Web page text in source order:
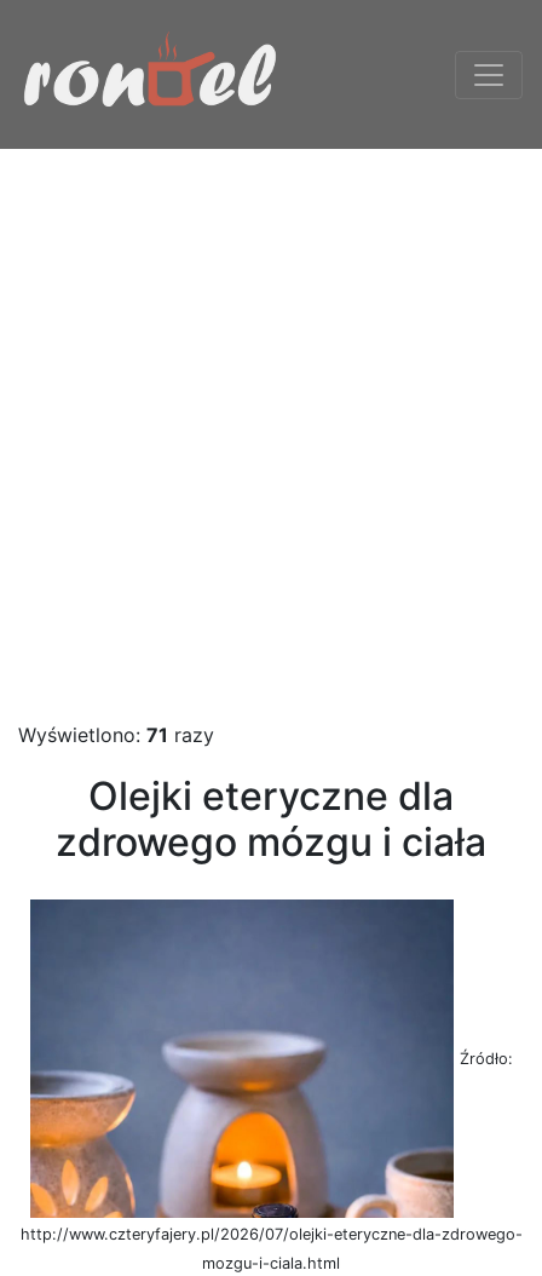
Wyświetlono: 71 razy
Olejki eteryczne dla
zdrowego mózgu i ciała
Źródło:
http://www.czteryfajery.pl/2026/07/olejki-eteryczne-dla-zdrowego-
mozgu-i-ciala.html